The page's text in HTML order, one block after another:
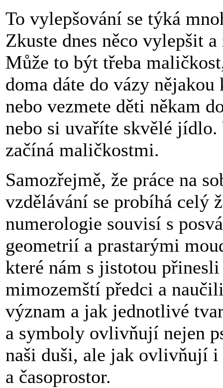
To vylepšování se týká
Zkuste dnes něco vylepšit
Může to být třeba
doma dáte do vázy nějakou
nebo vezmete děti někam
nebo si uvaříte skvělé jídlo.
začíná maličkostmi.
Samozřejmě, že práce na
vzdělávání se probíhá celý
numerologie souvisí s
geometrií a prastarými
které nám s jistotou přinesli
mimozemští předci a
význam a jak jednotlivé
a symboly ovlivňují nejen
naši duši, ale jak ovlivňují i
a časoprostor.